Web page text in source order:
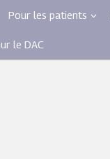
Pour les patients
le DAC